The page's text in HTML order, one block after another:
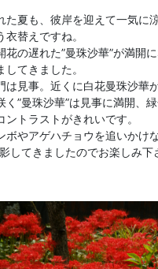
た夏も、彼岸を迎えて一気に
衣替えですね。
花の遅れた”曼珠沙華”が満開
てきました。
は見事。近くに白花曼珠沙華
く”曼珠沙華”は見事に満開、
ントラストがきれいです。
ボやアゲハチョウを追いかけ
してきましたのでお楽しみ下